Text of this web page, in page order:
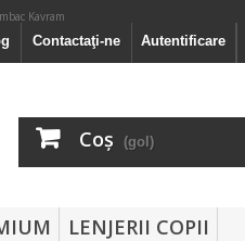
Kavram
Autentificare
Contactaţi-ne
Coş (gol)
LENJERII COPII